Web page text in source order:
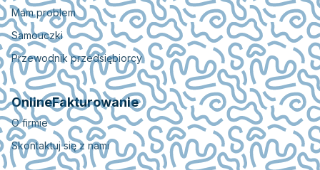
Mam problem
Samouczki
Przewodnik przedsiębiorcy
OnlineFakturowanie
O firmie
Skontaktuj się z nami